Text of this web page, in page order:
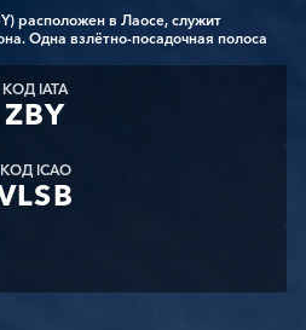
расположен в Лаосе, служит
Одна взлётно-посадочная полоса
КОД IATA
ZBY
КОД ICAO